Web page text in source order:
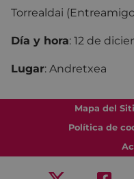
Torrealdai
Día y hora: 12 de
Lugar: Andretxea
Mapa del
Política de